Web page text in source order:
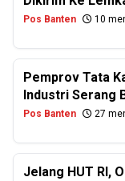
Pos Banten 10
Pemprov Tata
Industri Serang
Pos Banten 27
Jelang HUT RI,